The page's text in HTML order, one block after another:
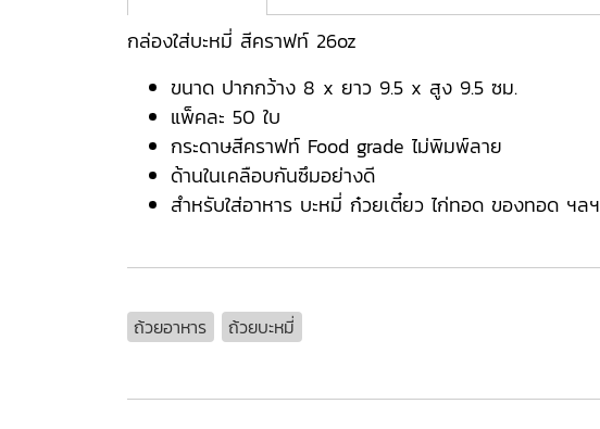
กล่องใส่บะหมี่ สีคราฟท์ 26oz
ขนาด ปากกว้าง 8 x ยาว 9.5 x สูง 9.5 ซม.
แพ็คละ 50 ใบ
กระดาษสีคราฟท์ Food grade ไม่พิมพ์ลาย
ด้านในเคลือบกันซึมอย่างดี
สำหรับใส่อาหาร บะหมี่ ก๋วยเตี๋ยว ไก่ทอด ของทอด ฯลฯ
ถ้วยอาหาร ถ้วยบะหมี่